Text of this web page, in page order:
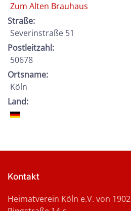
Zum Alten Brauhaus
Straße:
Severinstraße 51
Postleitzahl:
50678
Ortsname:
Köln
Land:
Kontakt
Heimatverein Köln e.V. von 1902